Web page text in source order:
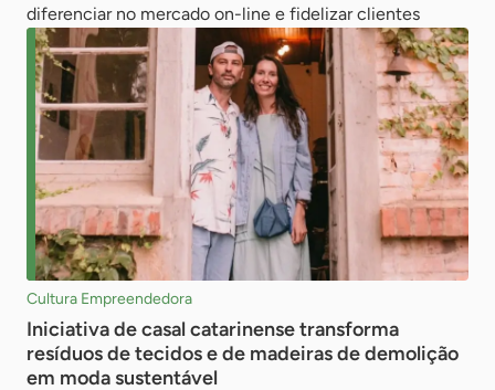
diferenciar no mercado on-line e fidelizar clientes
Cultura Empreendedora
Iniciativa de casal catarinense transforma
resíduos de tecidos e de madeiras de demolição
em moda sustentável